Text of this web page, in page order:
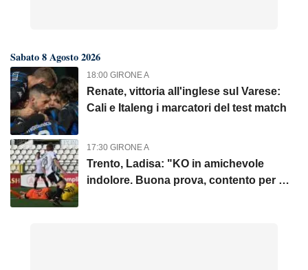
Sabato 8 Agosto 2026
18:00 GIRONE A
Renate, vittoria all'inglese sul Varese:
Cali e Italeng i marcatori del test match
17:30 GIRONE A
Trento, Ladisa: "KO in amichevole
indolore. Buona prova, contento per me